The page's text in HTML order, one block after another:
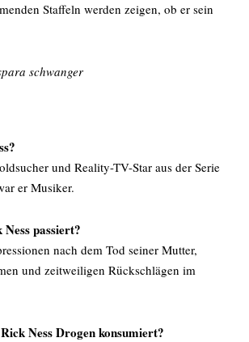
Staffeln werden zeigen, ob er sein
schwanger
und Reality-TV-Star aus der Serie
er Musiker.
passiert?
nach dem Tod seiner Mutter,
und zeitweiligen Rückschlägen im
Ness Drogen konsumiert?